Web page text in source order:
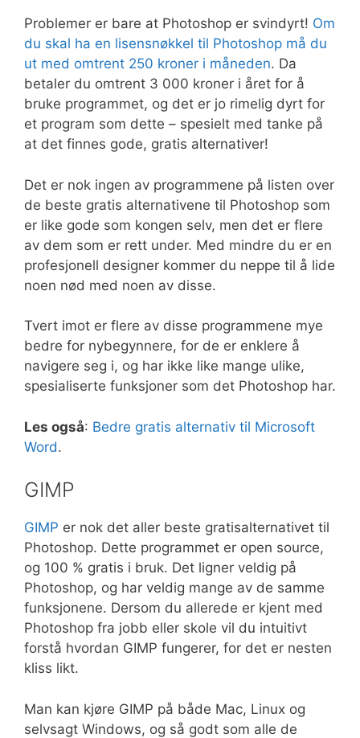
Problemer er bare at Photoshop er svindyrt! Om
du skal ha en lisensnøkkel til Photoshop må du
ut med omtrent 250 kroner i måneden. Da
betaler du omtrent 3 000 kroner i året for å
bruke programmet, og det er jo rimelig dyrt for
et program som dette – spesielt med tanke på
at det finnes gode, gratis alternativer!
Det er nok ingen av programmene på listen over
de beste gratis alternativene til Photoshop som
er like gode som kongen selv, men det er flere
av dem som er rett under. Med mindre du er en
profesjonell designer kommer du neppe til å lide
noen nød med noen av disse.
Tvert imot er flere av disse programmene mye
bedre for nybegynnere, for de er enklere å
navigere seg i, og har ikke like mange ulike,
spesialiserte funksjoner som det Photoshop har.
Les også: Bedre gratis alternativ til Microsoft
Word.
GIMP
GIMP er nok det aller beste gratisalternativet til
Photoshop. Dette programmet er open source,
og 100 % gratis i bruk. Det ligner veldig på
Photoshop, og har veldig mange av de samme
funksjonene. Dersom du allerede er kjent med
Photoshop fra jobb eller skole vil du intuitivt
forstå hvordan GIMP fungerer, for det er nesten
kliss likt.
Man kan kjøre GIMP på både Mac, Linux og
selvsagt Windows, og så godt som alle de